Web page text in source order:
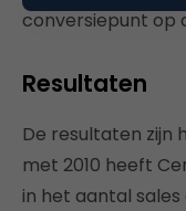
conversiepunt op
Resultaten
De resultaten zijn
met 2010 heeft
in het aantal sales